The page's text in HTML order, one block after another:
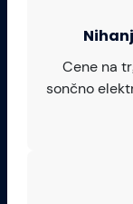
Cene na
sončno